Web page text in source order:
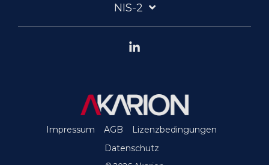
NIS-2
Impressum AGB
Lizenzbedingungen
Datenschutz